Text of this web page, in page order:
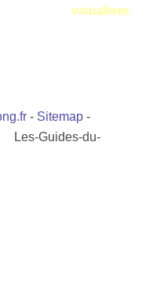
visualiser.
- Sitemap -
Guides-du-